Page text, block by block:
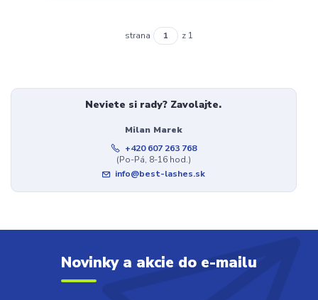
strana z 1
Neviete si rady? Zavolajte.
Milan Marek
+420 607 263 768
(Po-Pá, 8-16 hod.)
info@best-lashes.sk
Novinky a akcie do e-mailu